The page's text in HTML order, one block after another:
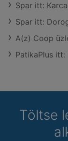
Spar itt:
Spar itt:
A(z) Coop
PatikaPlus itt:
Töltse